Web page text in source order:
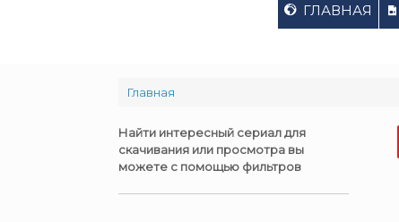
ГЛАВНАЯ
Главная
Найти интересный сериал для
скачивания или просмотра вы
можете с помощью фильтров